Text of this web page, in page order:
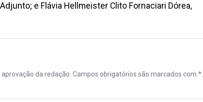
e Flávia Hellmeister Clito Fornaciari Dórea,
da redação. Campos obrigatórios são marcados com *.